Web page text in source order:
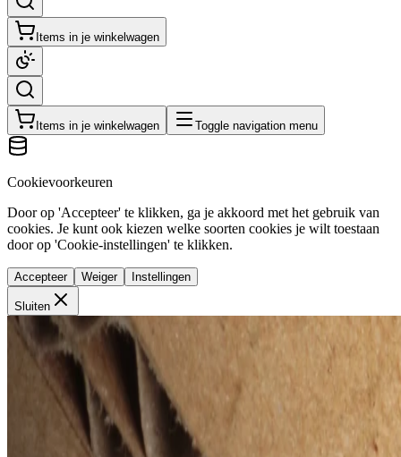
Items in je winkelwagen
Items in je winkelwagen Toggle navigation menu
Cookievoorkeuren
Door op 'Accepteer' te klikken, ga je akkoord met het gebruik van
cookies. Je kunt ook kiezen welke soorten cookies je wilt toestaan
door op 'Cookie-instellingen' te klikken.
Accepteer Weiger Instellingen
Sluiten